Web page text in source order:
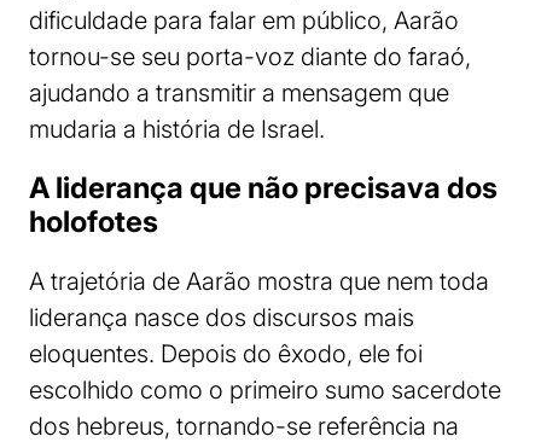
dificuldade para falar em público, Aarão
tornou-se seu porta-voz diante do faraó,
ajudando a transmitir a mensagem que
mudaria a história de Israel.
A liderança que não precisava dos
holofotes
A trajetória de Aarão mostra que nem toda
liderança nasce dos discursos mais
eloquentes. Depois do êxodo, ele foi
escolhido como o primeiro sumo sacerdote
dos hebreus, tornando-se referência na